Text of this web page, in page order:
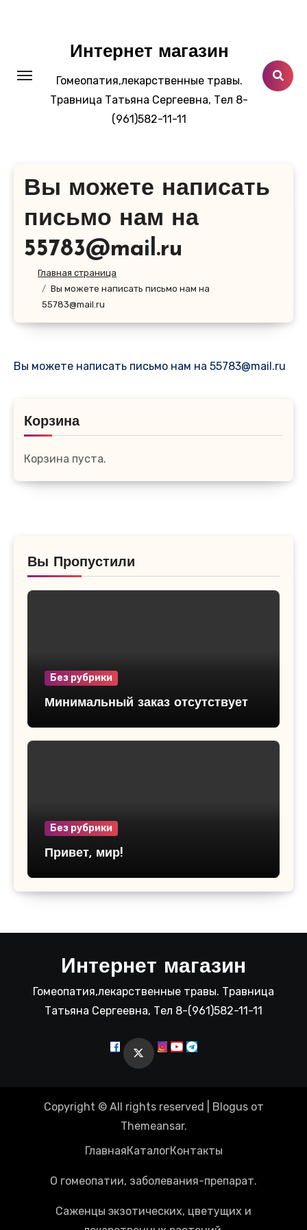
Интернет магазин
Гомеопатия,лекарственные травы.
Травница Татьяна Сергеевна, Тел 8-
(961)582-11-11
Вы можете написать
письмо нам на
55783@mail.ru
Главная страница
Вы можете написать письмо нам на
55783@mail.ru
Вы можете написать письмо нам на 55783@mail.ru
Корзина
Корзина пуста.
Вы Пропустили
Без рубрики
Минимальный заказ отсутствует
Без рубрики
Привет, мир!
Интернет магазин
Гомеопатия,лекарственные травы. Травница
Татьяна Сергеевна, Тел 8-(961)582-11-11
Copyright © All rights reserved Blogusот
Themeansar.
ГлавнаяКаталогКонтакты
О гомеопатии, заболевания-препарат.
Саженцы экзотических, цветущих и